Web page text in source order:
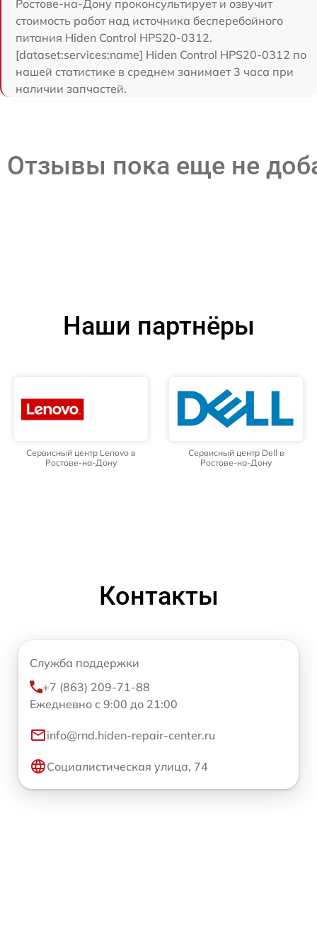
Ростове-на-Дону проконсультирует и озвучит
стоимость работ над источника бесперебойного
питания Hiden Control HPS20-0312.
[dataset:services:name] Hiden Control HPS20-0312 по
нашей статистике в среднем занимает 3 часа при
наличии запчастей.
Отзывы пока еще не
Наши партнёры
Сервисный центр Lenovo в
Ростове-на-Дону
Сервисный центр Dell в
Ростове-на-Дону
Контакты
Служба поддержки
+7 (863) 209-71-88
Ежедневно с 9:00 до 21:00
info@rnd.hiden-repair-center.ru
Социалистическая улица, 74